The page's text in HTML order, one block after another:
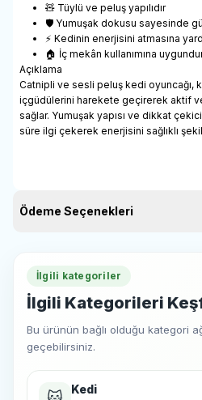
🧸 Tüylü ve peluş yapılıdır
🛡️ Yumuşak dokusu sayesinde
⚡ Kedinin enerjisini atmasına
🏠 İç mekân kullanımına
Açıklama
Catnipli ve sesli peluş kedi oyuncağı,
içgüdülerini harekete geçirerek aktif
sağlar. Yumuşak yapısı ve dikkat
süre ilgi çekerek enerjisini sağlıklı
Ödeme Seçenekleri
İlgili kategoriler
İlgili Kategorileri
Bu ürünün bağlı olduğu kategori
geçebilirsiniz.
Kedi